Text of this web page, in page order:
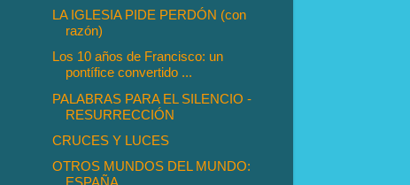
LA IGLESIA PIDE PERDÓN (con
razón)
Los 10 años de Francisco: un
pontífice convertido ...
PALABRAS PARA EL SILENCIO -
RESURRECCIÓN
CRUCES Y LUCES
OTROS MUNDOS DEL MUNDO: